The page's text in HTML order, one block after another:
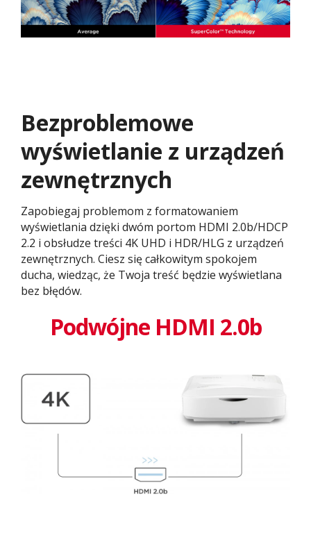
Bezproblemowe
wyświetlanie z urządzeń
zewnętrznych
Zapobiegaj problemom z formatowaniem
wyświetlania dzięki dwóm portom HDMI 2.0b/HDCP
2.2 i obsłudze treści 4K UHD i HDR/HLG z urządzeń
zewnętrznych. Ciesz się całkowitym spokojem
ducha, wiedząc, że Twoja treść będzie wyświetlana
bez błędów.
Podwójne HDMI 2.0b